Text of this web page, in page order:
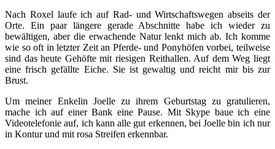
Nach Roxel laufe ich auf Rad- und Wirtschaftswegen abseits der
Orte. Ein paar längere gerade Abschnitte habe ich wieder zu
bewältigen, aber die erwachende Natur lenkt mich ab. Ich komme
wie so oft in letzter Zeit an Pferde- und Ponyhöfen vorbei, teilweise
sind das heute Gehöfte mit riesigen Reithallen. Auf dem Weg liegt
eine frisch gefällte Eiche. Sie ist gewaltig und reicht mir bis zur
Brust.
Um meiner Enkelin Joelle zu ihrem Geburtstag zu gratulieren,
mache ich auf einer Bank eine Pause. Mit Skype baue ich eine
Videotelefonie auf, ich kann alle gut erkennen, bei Joelle bin ich nur
in Kontur und mit rosa Streifen erkennbar.